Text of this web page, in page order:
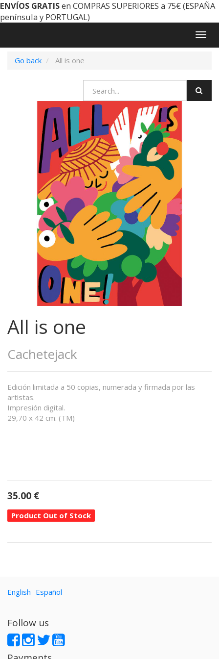
ENVÍOS GRATISen COMPRAS SUPERIORES a 75€ (ESPAÑA
península y PORTUGAL)
Go back
All is one
All is one
Cachetejack
Edición limitada a 50 copias, numerada y firmada por las
artistas.
Impresión digital.
29,70 x 42 cm. (TM)
35.00 €
Product Out of Stock
English Español
Follow us